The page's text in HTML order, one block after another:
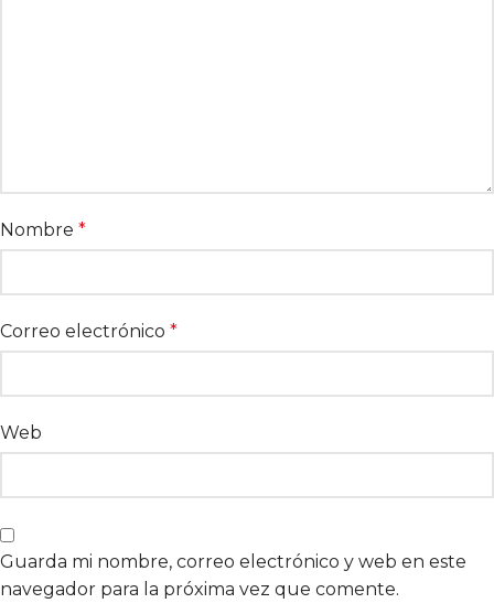
Nombre *
Correo electrónico *
Web
Guarda mi nombre, correo electrónico y web en este
navegador para la próxima vez que comente.